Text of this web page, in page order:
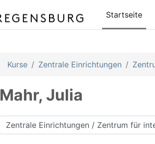
Startseite
Kurse Zentrale Einrichtungen
Mahr, Julia
Kursbereiche